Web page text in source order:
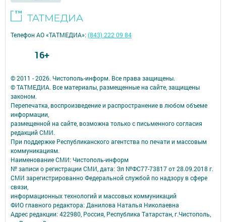
© 2011 - 2026. Чистополь-информ. Все права защищены.
© ТАТМЕДИА. Все материалы, размещенные на сайте, защищены
законом.
Перепечатка, воспроизведение и распространение в любом объеме
информации,
размещенной на сайте, возможна только с письменного согласия
редакций СМИ.
При поддержке Республиканского агентства по печати и массовым
коммуникациям.
Наименование СМИ: Чистополь-информ
№ записи о регистрации СМИ, дата: Эл №ФС77-73817 от 28.09.2018 г.
СМИ зарегистрированно Федеральной службой по надзору в сфере
связи,
информационных технологий и массовых коммуникаций
ФИО главного редактора: Данилова Наталья Николаевна
Адрес редакции: 422980, Россия, Республика Татарстан, г.Чистополь,
Телефон АО «ТАТМЕДИА»:(843) 222 09 84
16+